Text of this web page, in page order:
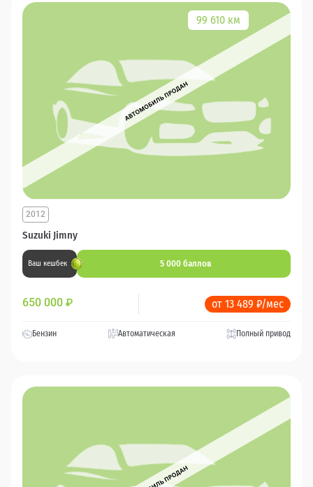
99 610 км
Suzuki Jimny
2012
Ваш кешбек 5 000 баллов
650 000 ₽ от 13 489 ₽/мес
Бензин Автоматическая Полный привод